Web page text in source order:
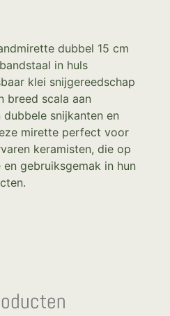
dubbel 15 cm
in huls
klei snijgereedschap
breed scala aan
snijkanten en
mirette perfect voor
keramisten, die op
gebruiksgemak in hun